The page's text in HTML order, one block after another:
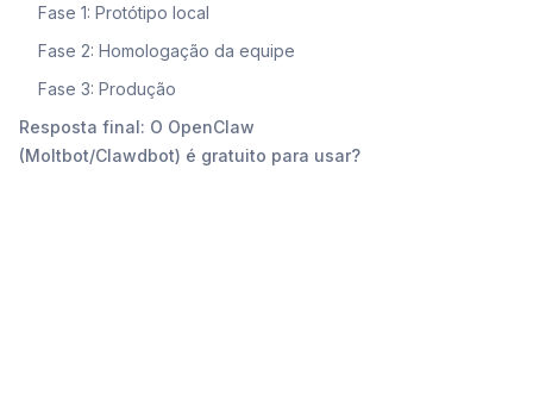
Fase 1: Protótipo local
Fase 2: Homologação da equipe
Fase 3: Produção
Resposta final: O OpenClaw
(Moltbot/Clawdbot) é gratuito para usar?